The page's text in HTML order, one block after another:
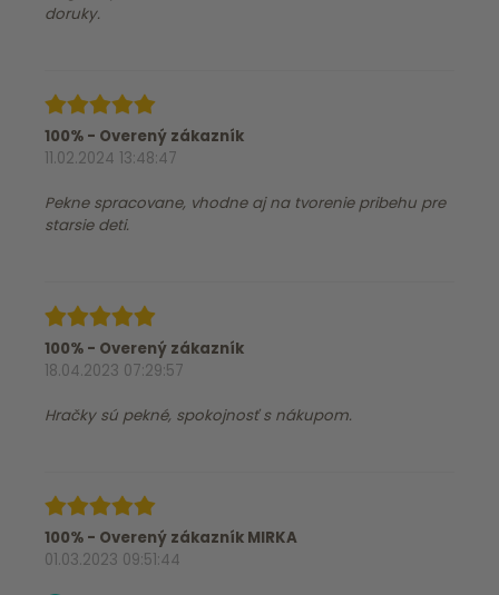
doruky.
100% - Overený zákazník
11.02.2024 13:48:47
Pekne spracovane, vhodne aj na tvorenie pribehu pre
starsie deti.
100% - Overený zákazník
18.04.2023 07:29:57
Hračky sú pekné, spokojnosť s nákupom.
100% - Overený zákazník MIRKA
01.03.2023 09:51:44